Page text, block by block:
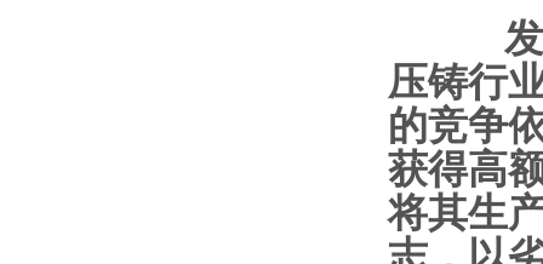
发展
压铸行
的竞争
获得高
将其生